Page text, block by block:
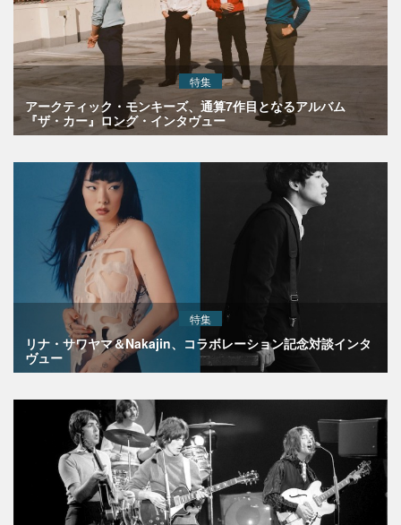
特集
アークティック・モンキーズ、通算7作目となるアルバム
『ザ・カー』ロング・インタヴュー
特集
リナ・サワヤマ＆Nakajin、コラボレーション記念対談インタ
ヴュー